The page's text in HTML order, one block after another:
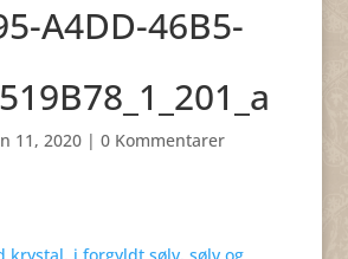
A4DD-46B5-
11, 2020| 0 Kommentarer